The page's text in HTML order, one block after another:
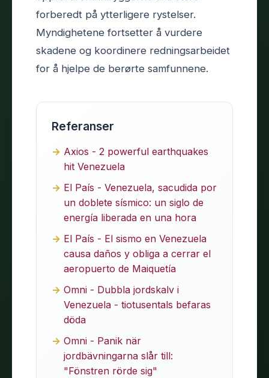
forberedt på ytterligere rystelser.
Myndighetene fortsetter å vurdere
skadene og koordinere redningsarbeidet
for å hjelpe de berørte samfunnene.
Referanser
Axios - 2 powerful earthquakes
hit Venezuela
El País - Venezuela, sacudida por
un doblete sísmico: un siglo de
energía liberada en una hora
El País - El sismo en Venezuela
causa daños y obliga a cerrar el
aeropuerto de Maiquetía
Omni - Dubbla jordskalv i
Venezuela - tiotusentals befaras
döda
Omni - Panik när
jordbävningarna slår till:
"Fönstren rörde sig"